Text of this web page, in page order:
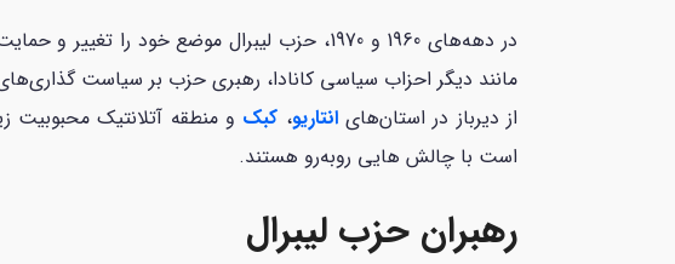
در دهه‌های 1960 و 1970، حزب لیبرال موضع خود
مانند دیگر احزاب سیاسی کانادا، رهبری حزب بر سیاست گذاری‌های
از دیرباز در استان‌هایانتاریو، کبک و منطقه آتلانتیک محبوبیت
است با چالش هایی روبه‌رو هستند.
رهبران حزب لیبرال